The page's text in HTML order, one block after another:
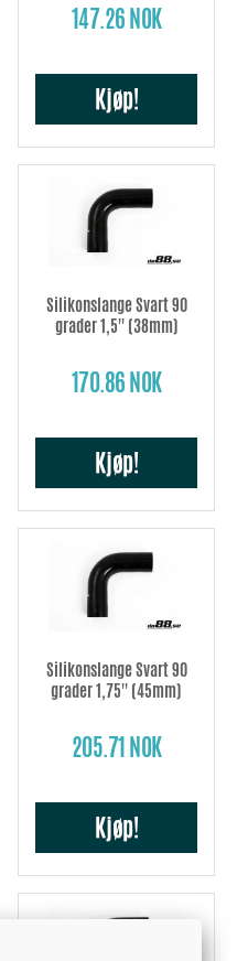
147.26 NOK
Kjøp!
Silikonslange Svart 90
grader 1,5'' (38mm)
170.86 NOK
Kjøp!
Silikonslange Svart 90
grader 1,75'' (45mm)
205.71 NOK
Kjøp!